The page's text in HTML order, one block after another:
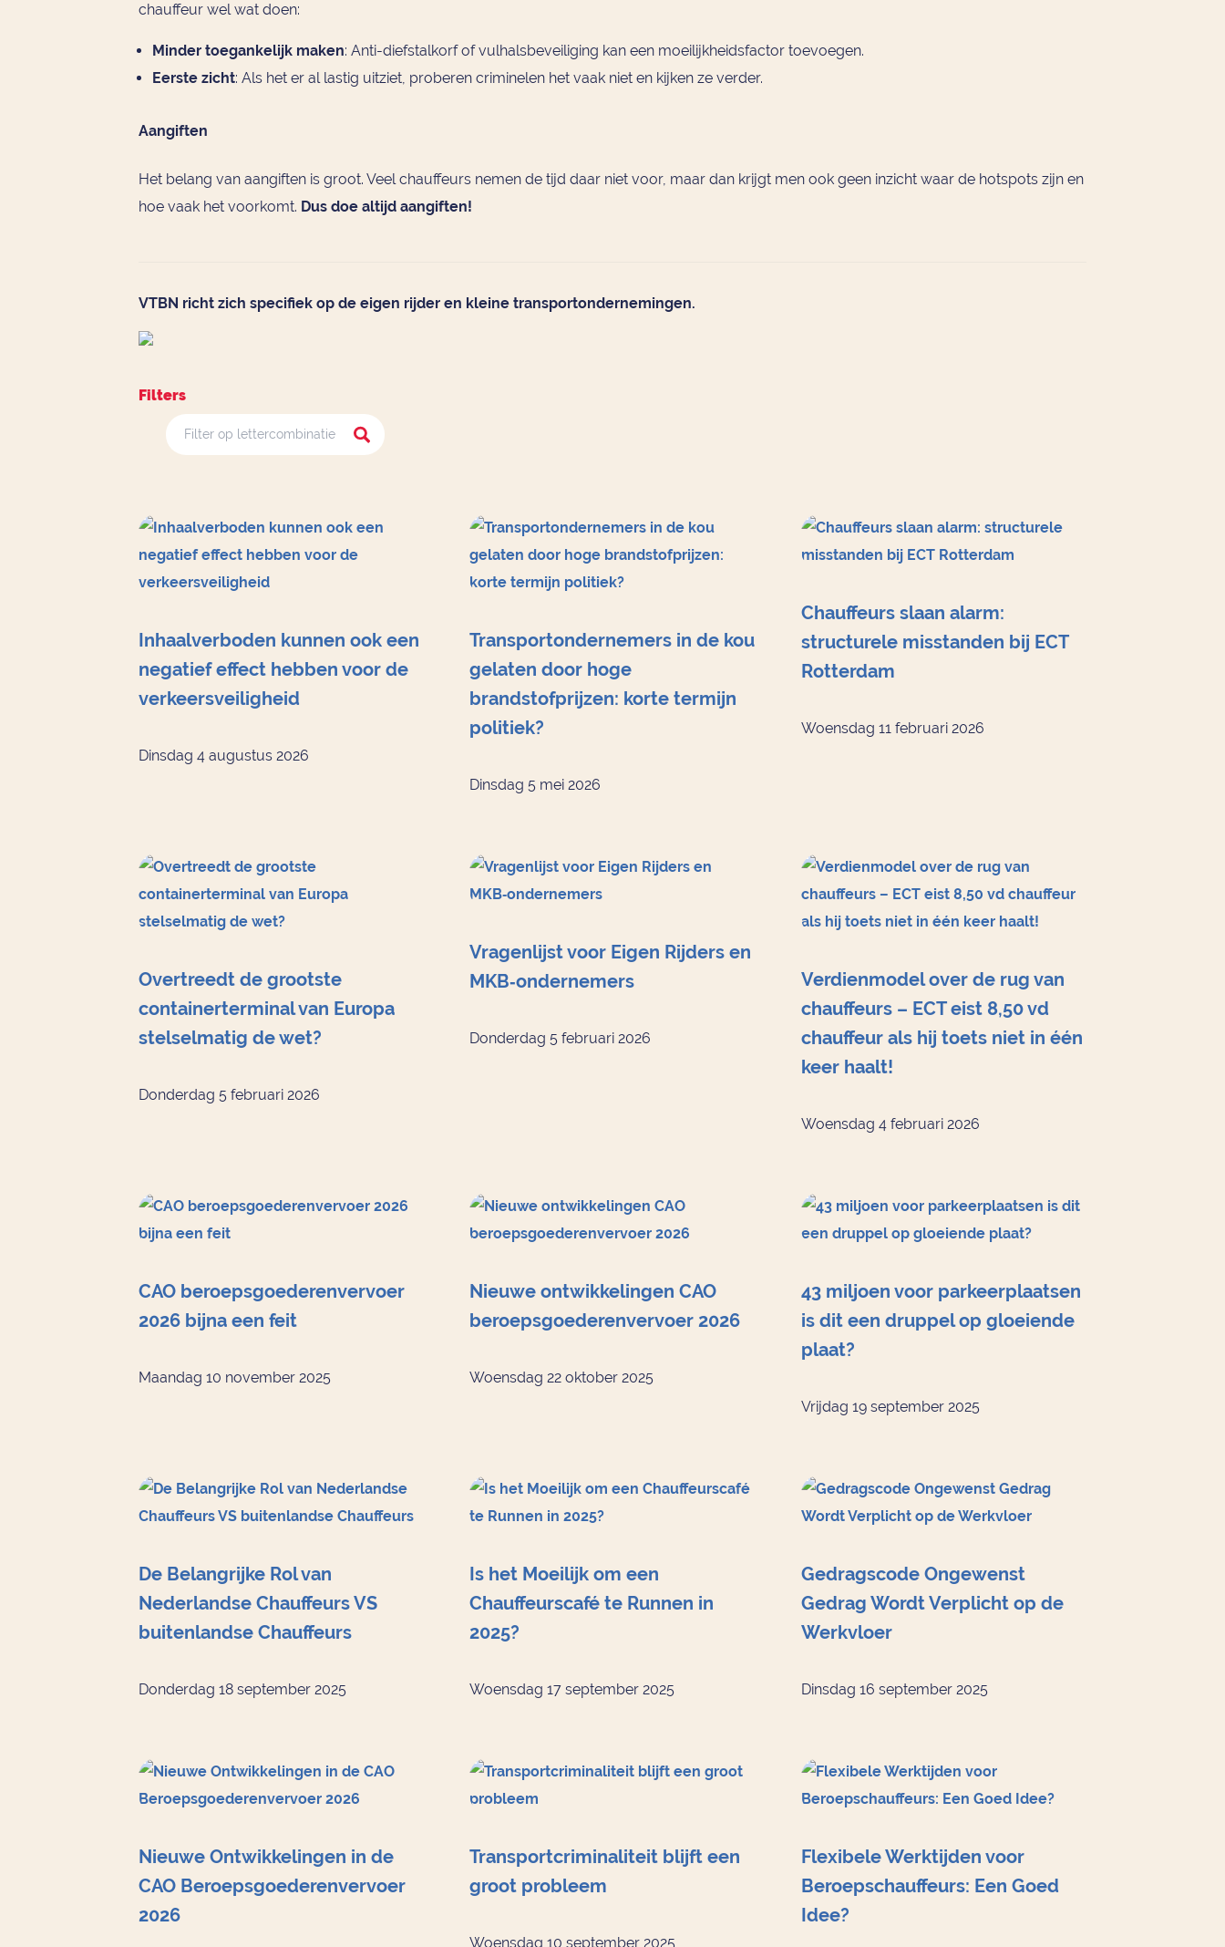
chauffeur wel wat doen:
Minder toegankelijk maken: Anti-diefstalkorf of vulhalsbeveiliging kan een moeilijkheidsfactor toevoegen.
Eerste zicht: Als het er al lastig uitziet, proberen criminelen het vaak niet en kijken ze verder.
Aangiften
Het belang van aangiften is groot. Veel chauffeurs nemen de tijd daar niet voor, maar dan krijgt men ook geen inzicht waar de hotspots zijn en
hoe vaak het voorkomt. Dus doe altijd aangiften!
VTBN richt zich specifiek op de eigen rijder en kleine transportondernemingen.
Filters
Inhaalverboden kunnen ook een
negatief effect hebben voor de
verkeersveiligheid
Dinsdag 4 augustus 2026
Transportondernemers in de kou
gelaten door hoge
brandstofprijzen: korte termijn
politiek?
Dinsdag 5 mei 2026
Chauffeurs slaan alarm:
structurele misstanden bij ECT
Rotterdam
Woensdag 11 februari 2026
Overtreedt de grootste
containerterminal van Europa
stelselmatig de wet?
Donderdag 5 februari 2026
Vragenlijst voor Eigen Rijders en
MKB‑ondernemers
Donderdag 5 februari 2026
Verdienmodel over de rug van
chauffeurs – ECT eist 8,50 vd
chauffeur als hij toets niet in één
keer haalt!
Woensdag 4 februari 2026
CAO beroepsgoederenvervoer
2026 bijna een feit
Maandag 10 november 2025
Nieuwe ontwikkelingen CAO
beroepsgoederenvervoer 2026
Woensdag 22 oktober 2025
43 miljoen voor parkeerplaatsen
is dit een druppel op gloeiende
plaat?
Vrijdag 19 september 2025
De Belangrijke Rol van
Nederlandse Chauffeurs VS
buitenlandse Chauffeurs
Donderdag 18 september 2025
Is het Moeilijk om een
Chauffeurscafé te Runnen in
2025?
Woensdag 17 september 2025
Gedragscode Ongewenst
Gedrag Wordt Verplicht op de
Werkvloer
Dinsdag 16 september 2025
Nieuwe Ontwikkelingen in de
CAO Beroepsgoederenvervoer
2026
Transportcriminaliteit blijft een
groot probleem
Woensdag 10 september 2025
Flexibele Werktijden voor
Beroepschauffeurs: Een Goed
Idee?